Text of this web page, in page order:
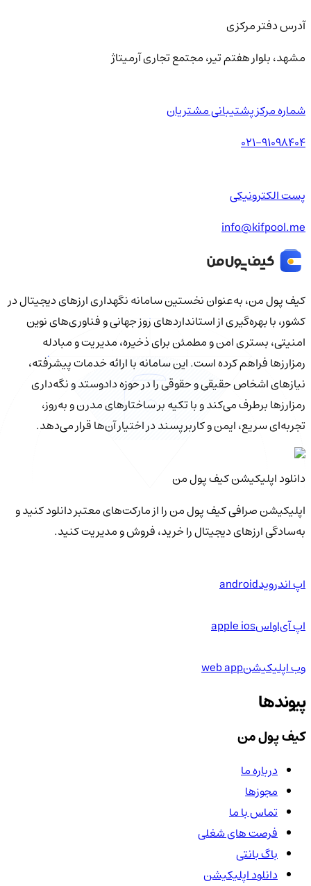
آدرس دفتر مرکزی
مشهد، بلوار هفتم تیر، مجتمع تجاری آرمیتاژ
شماره مرکز پشتیبانی مشتریان
021-91098404
پست الکترونیکی
info@kifpool.me
کیف‌ پول من، به‌عنوان نخستین سامانه نگهداری ارزهای دیجیتال در
کشور، با بهره‌گیری از استانداردهای روز جهانی و فناوری‌های نوین
امنیتی، بستری امن و مطمئن برای ذخیره، مدیریت و مبادله
رمزارزها فراهم کرده است. این سامانه با ارائه خدمات پیشرفته،
نیازهای اشخاص حقیقی و حقوقی را در حوزه دادوستد و نگه‌داری
رمزارزها برطرف می‌کند و با تکیه بر ساختارهای مدرن و به‌روز،
تجربه‌ای سریع، ایمن و کاربرپسند در اختیار آن‌ها قرار می‌دهد.
دانلود اپلیکیشن کیف‌ پول من
اپلیکیشن صرافی کیف پول من را از مارکت‌های معتبر دانلود کنید و
به‌سادگی ارزهای دیجیتال را خرید، فروش و مدیریت کنید.
اپ اندرویدandroid
اپ آی‌او‌اسapple ios
وب اپلیکیشنweb app
پیوندها
کیف پول من
درباره ما
مجوزها
تماس با ما
فرصت های شغلی
باگ بانتی
دانلود اپلیکیشن